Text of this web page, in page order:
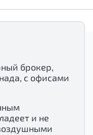
брокер,
с офисами
и не